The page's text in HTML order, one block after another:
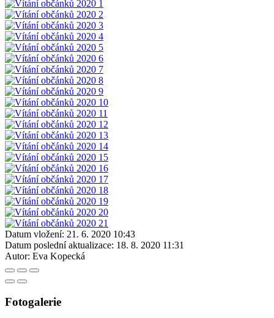
Datum vložení: 21. 6. 2020 10:43
Datum poslední aktualizace: 18. 8. 2020 11:31
Autor: Eva Kopecká
Fotogalerie